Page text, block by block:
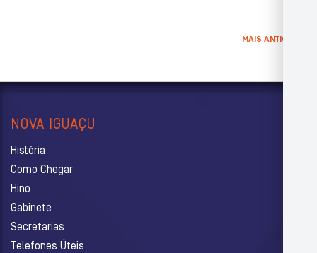
MAIS ANTIGAS
NOVA IGUAÇU
História
Como Chegar
Hino
Gabinete
Secretarias
Telefones Úteis